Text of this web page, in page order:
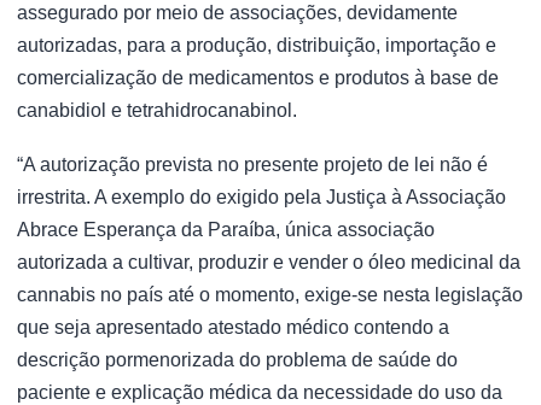
assegurado por meio de associações, devidamente
autorizadas, para a produção, distribuição, importação e
comercialização de medicamentos e produtos à base de
canabidiol e tetrahidrocanabinol.
“A autorização prevista no presente projeto de lei não é
irrestrita. A exemplo do exigido pela Justiça à Associação
Abrace Esperança da Paraíba, única associação
autorizada a cultivar, produzir e vender o óleo medicinal da
cannabis no país até o momento, exige-se nesta legislação
que seja apresentado atestado médico contendo a
descrição pormenorizada do problema de saúde do
paciente e explicação médica da necessidade do uso da